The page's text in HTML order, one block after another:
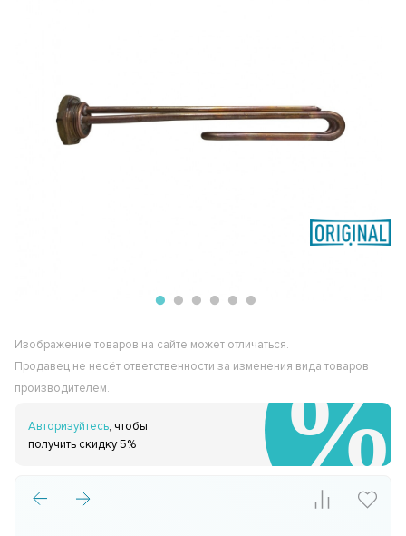
Изображение товаров на сайте может отличаться.
Продавец не несёт ответственности за изменения вида товаров
производителем.
Авторизуйтесь, чтобы
получить скидку 5%